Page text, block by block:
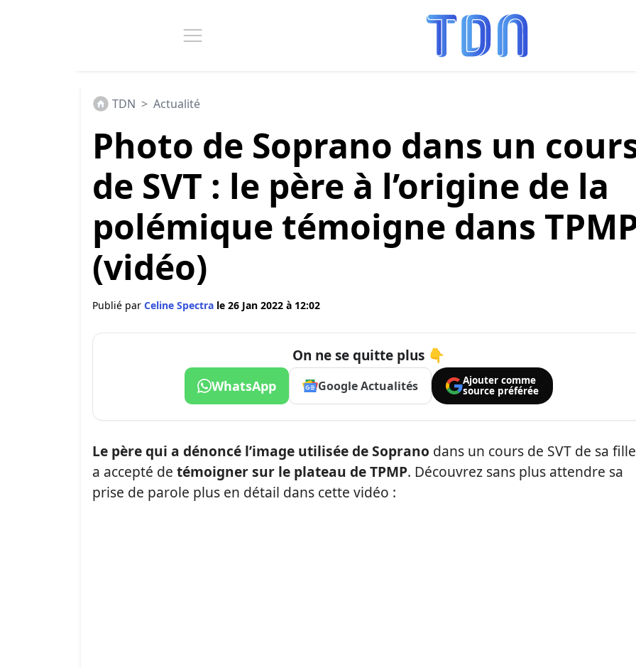
TDN > Actualité
Photo de Soprano dans un
de SVT : le père à l’origine de la
polémique témoigne dans
(vidéo)
Publié par Celine Spectra le 26 Jan 2022 à 12:02
On ne se quitte plus 👇
WhatsApp Google Actualités
Ajouter comme
source préférée
Le père qui a dénoncé l’image utilisée de Soprano dans un cours de SVT de sa fille
a accepté de témoigner sur le plateau de TPMP. Découvrez sans plus attendre sa
prise de parole plus en détail dans cette vidéo :